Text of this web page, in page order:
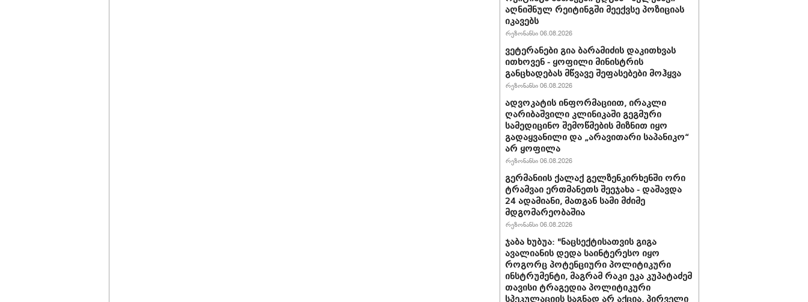
აღნიშნულ რეიტინგში მეექვსე პოზიციას
იკავებს
რეზონანსი 06.08.2026
ვეტერანები გია ბარამიძის დაკითხვას
ითხოვენ - ყოფილი მინისტრის
განცხადებას მწვავე შეფასებები მოჰყვა
რეზონანსი 06.08.2026
ადვოკატის ინფორმაციით, ირაკლი
ღარიბაშვილი კლინიკაში გეგმური
სამედიცინო შემოწმების მიზნით იყო
გადაყვანილი და „არავითარი საპანიკო“
არ ყოფილა
რეზონანსი 06.08.2026
გერმანიის ქალაქ გელზენკირხენში ორი
ტრამვაი ერთმანეთს შეეჯახა - დაშავდა
24 ადამიანი, მათგან სამი მძიმე
მდგომარეობაშია
რეზონანსი 06.08.2026
ჯაბა ხუბუა: "ნაცსექტისათვის გიგა
ავალიანის დედა საინტერესო იყო
როგორც პოტენციური პოლიტიკური
ინსტრუმენტი, მაგრამ რაკი ეკა კუპატაძემ
თავისი ტრაგედია პოლიტიკური
სპეკულაციის საგნად არ აქცია, პირველი